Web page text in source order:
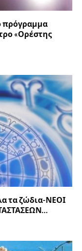
πρόγραμμα
«Ορέστης
τα ζώδια-ΝΕΟΙ